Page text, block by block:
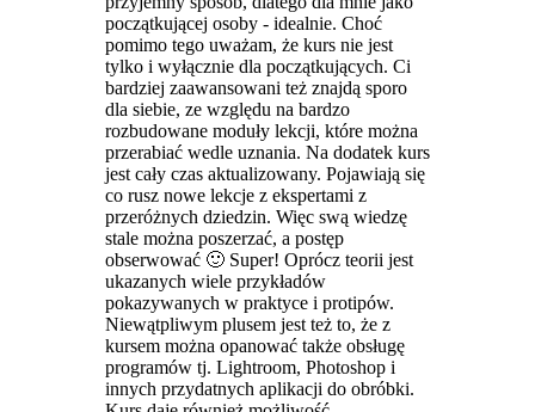
początkującej osoby - idealnie. Choć
pomimo tego uważam, że kurs nie jest
tylko i wyłącznie dla początkujących. Ci
bardziej zaawansowani też znajdą sporo
dla siebie, ze względu na bardzo
rozbudowane moduły lekcji, które można
przerabiać wedle uznania. Na dodatek kurs
jest cały czas aktualizowany. Pojawiają się
co rusz nowe lekcje z ekspertami z
przeróżnych dziedzin. Więc swą wiedzę
stale można poszerzać, a postęp
obserwować 🙂 Super! Oprócz teorii jest
ukazanych wiele przykładów
pokazywanych w praktyce i protipów.
Niewątpliwym plusem jest też to, że z
kursem można opanować także obsługę
programów tj. Lightroom, Photoshop i
innych przydatnych aplikacji do obróbki.